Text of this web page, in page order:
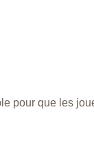
pour que les